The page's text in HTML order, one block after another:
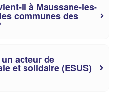
il à Maussane-les-
communes des
acteur de
et solidaire (ESUS)